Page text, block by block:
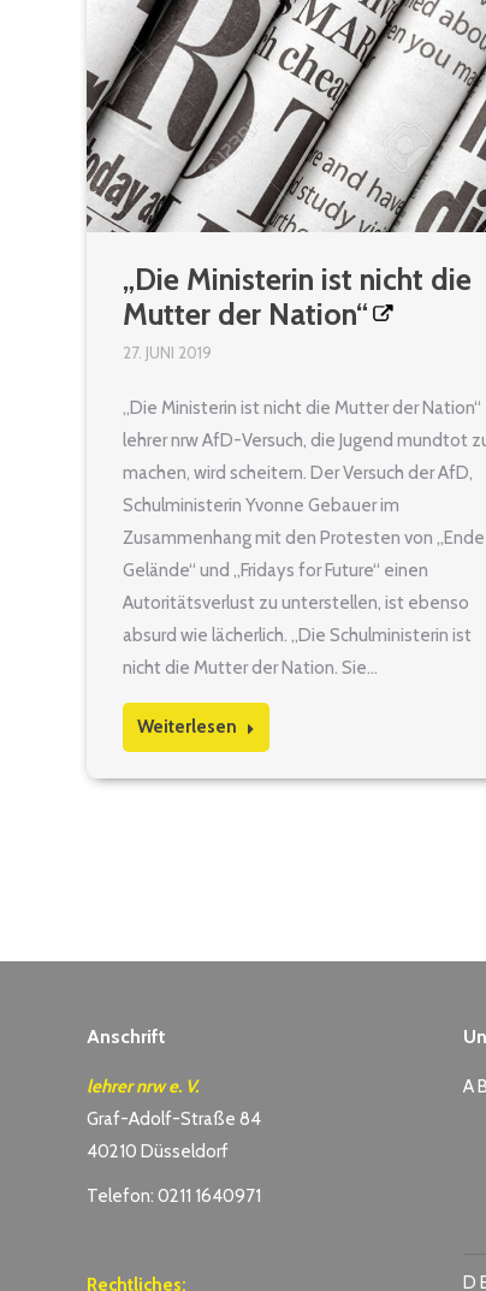
„Die Ministerin ist nicht die
Mutter der Nation“
27. JUNI 2019
„Die Ministerin ist nicht die Mutter der Nation“
lehrer nrw AfD-Versuch, die Jugend mundtot
machen, wird scheitern. Der Versuch der AfD,
Schulministerin Yvonne Gebauer im
Zusammenhang mit den Protesten von „Ende
Gelände“ und „Fridays for Future“ einen
Autoritätsverlust zu unterstellen, ist ebenso
absurd wie lächerlich. „Die Schulministerin ist
nicht die Mutter der Nation. Sie…
Weiterlesen
Anschrift
lehrer nrw e. V.
Graf-Adolf-Straße 84
40210 Düsseldorf
Telefon: 0211 1640971
Rechtliches:
A
D